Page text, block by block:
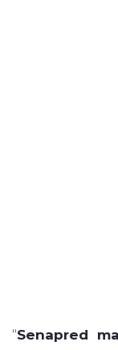
“Senapred